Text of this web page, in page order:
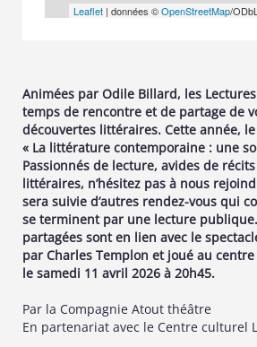
Leaflet | données ©OpenStreetMap/
Animées par Odile Billard, les
temps de rencontre et de partage de
découvertes littéraires. Cette année,
« La littérature contemporaine : une
Passionnés de lecture, avides de
littéraires, n’hésitez pas à nous
sera suivie d’autres rendez-vous qui
se terminent par une lecture
partagées sont en lien avec le
par Charles Templon et joué au
le samedi 11 avril 2026 à 20h45.
Par la Compagnie Atout théâtre
En partenariat avec le Centre culturel